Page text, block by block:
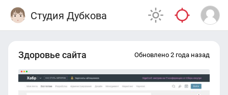
Студия Дубкова
Здоровье сайта Обновлено 2 года назад